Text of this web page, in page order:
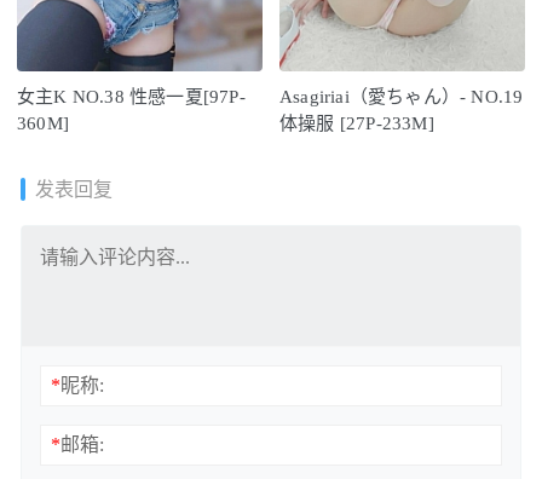
女主K NO.38 性感一夏[97P-
360M]
Asagiriai（愛ちゃん）- NO.19
体操服 [27P-233M]
发表回复
*昵称:
*邮箱: